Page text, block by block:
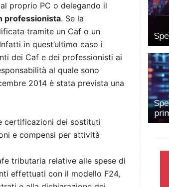
proprio PC o delegando il
professionista. Se la
tramite un Caf o un
in quest’ultimo caso i
dei Caf e dei professionisti ai
al quale sono
2014 è stata prevista una
certificazioni dei sostituti
e compensi per attività
tributaria relative alle spese di
effettuati con il modello F24,